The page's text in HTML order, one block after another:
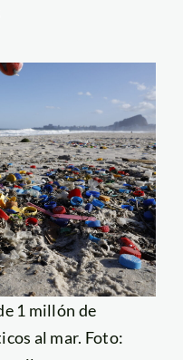
1 millón de
al mar. Foto: